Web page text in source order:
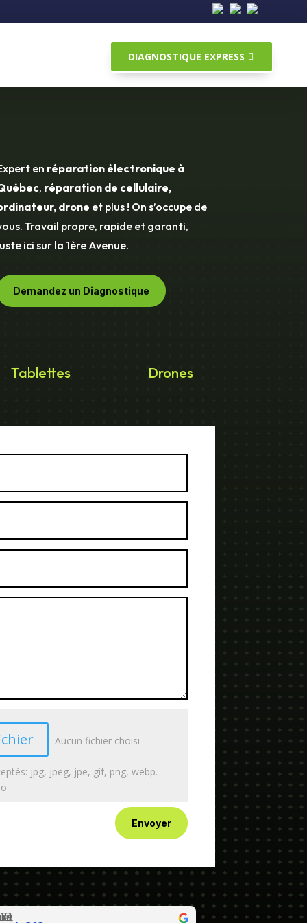
DIAGNOSTIQUE EXPRESS
en réparation électronique à
, réparation de cellulaire,
drone et plus ! On s’occupe de
Travail propre, rapide et garanti,
ici sur la 1ère Avenue.
Demandez un Diagnostique
Tablettes Drones
Aucun fichier choisi
jpg, jpeg, jpe, gif, png, webp.
Envoyer